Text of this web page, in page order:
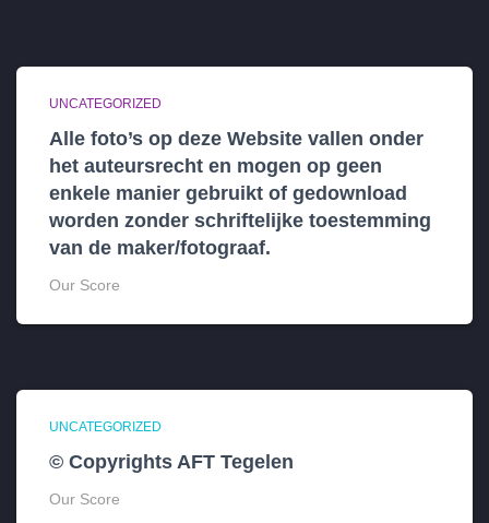
UNCATEGORIZED
Alle foto’s op deze Website vallen onder
het auteursrecht en mogen op geen
enkele manier gebruikt of gedownload
worden zonder schriftelijke toestemming
van de maker/fotograaf.
Our Score
UNCATEGORIZED
© Copyrights AFT Tegelen
Our Score